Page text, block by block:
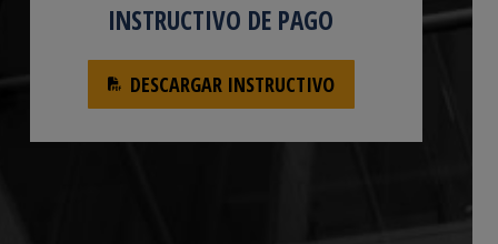
INSTRUCTIVO DE PAGO
DESCARGAR INSTRUCTIVO